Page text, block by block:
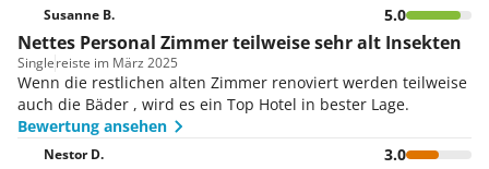
Susanne B. 5.0
Nettes Personal Zimmer teilweise sehr alt Insekten
Singlereiste im März 2025
Wenn die restlichen alten Zimmer renoviert werden teilweise
auch die Bäder , wird es ein Top Hotel in bester Lage.
Bewertung ansehen
Nestor D. 3.0